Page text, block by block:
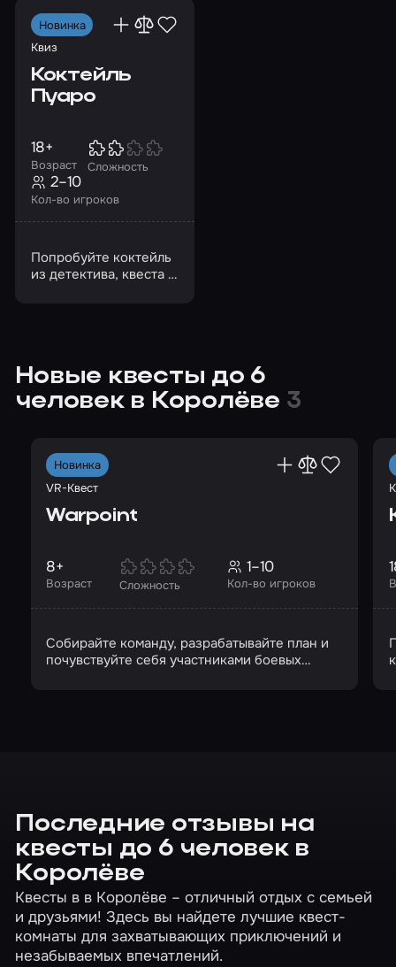
с юмором
Новинка
Квиз
Коктейль
Пуаро
Возраст
18+
Сложность
Кол-во игроков
2–10
Попробуйте коктейль
из детектива, квеста и
Новые квесты до 6
человек в Королёве 3
Новинка
VR-Квест
Warpoint
Возраст
8+
Сложность Кол-во игроков
1–10
Собирайте команду, разрабатывайте план и
почувствуйте себя участниками боевых
Последние отзывы на
квесты до 6 человек в
Королёве
Квесты в в Королёве – отличный отдых с семьей
и друзьями! Здесь вы найдете лучшие квест-
комнаты для захватывающих приключений и
незабываемых впечатлений.